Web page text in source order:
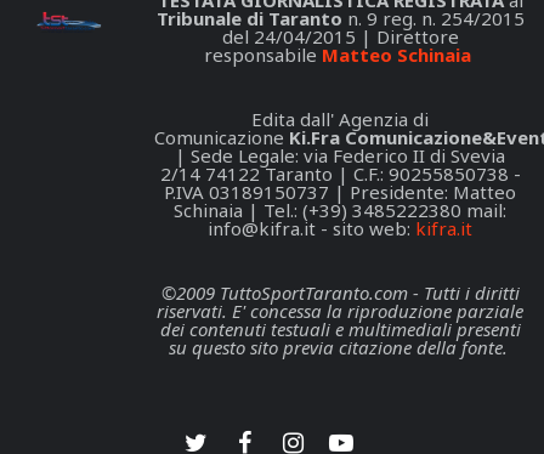
Tribunale di Taranto n. 9 reg. n. 254/2015
del 24/04/2015 | Direttore
responsabile Matteo Schinaia
Edita dall' Agenzia di
Comunicazione Ki.Fra
| Sede Legale: via Federico II di Svevia
2/14 74122 Taranto | C.F.: 90255850738 -
P.IVA 03189150737 | Presidente: Matteo
Schinaia | Tel.: (+39) 3485222380 mail:
info@kifra.it - sito web: kifra.it
©2009 TuttoSportTaranto.com - Tutti i diritti
riservati. E' concessa la riproduzione parziale
dei contenuti testuali e multimediali presenti
su questo sito previa citazione della fonte.